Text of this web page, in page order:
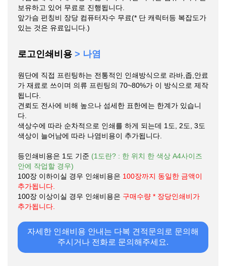
보유하고 있어 무료로 진행됩니다.
앞가슴 펀칭비 장당 컴퓨터자수 무료(* 단 캐릭터등 복잡도가
있는 것은 유료입니다.)
로고인쇄비용 > 나염
원단에 직접 프린팅하는 전통적인 인쇄방식으로 라바,좁,안료
가 재료로 쓰이며 의류 프린팅의 70~80%가 이 방식으로 제작
됩니다.
견뢰도 전사에 비해 높으나 섬세한 표한에는 한계가 있습니
다.
색상수에 따라 순차적으로 인쇄를 하게 되는데 1도, 2도, 3도
색상이 늘어남에 따라 나염비용이 추가됩니다.
등인쇄비용은 1도 기준 (1도란? : 한 위치 한 색상 A4사이즈
안에 작업할 경우)
100장 이하이실 경우 인쇄비용은 100장까지 동일한 금액이
추가됩니다.
100장 이상이실 경우 인쇄비용은 구매수량 * 장당인쇄비가
추가됩니다.
자세한 인쇄비용 안내는 다복 견적문의로 문의해
주시거나 전화로 문의해주세요.